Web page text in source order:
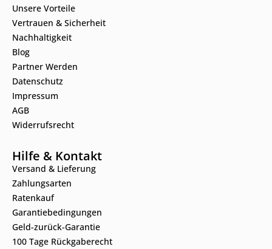
Unsere Vorteile
Vertrauen & Sicherheit
Nachhaltigkeit
Blog
Partner Werden
Datenschutz
Impressum
AGB
Widerrufsrecht
Hilfe & Kontakt
Versand & Lieferung
Zahlungsarten
Ratenkauf
Garantiebedingungen
Geld-zurück-Garantie
100 Tage Rückgaberecht